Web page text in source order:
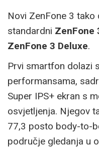
Novi ZenFone 3
standardni ZenFone
ZenFone 3 Deluxe.
Prvi smartfon dolazi
performansama,
Super IPS+ ekran s
osvjetljenja. Njegov
77,3 posto body-to-
područje gledanja u